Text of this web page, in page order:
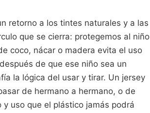
retorno a los tintes naturales y a las
que se cierra: protegemos al niño
coco, nácar o madera evita el uso
de que ese niño sea un
la lógica del usar y tirar. Un jersey
de hermano a hermano, o de
uso que el plástico jamás podrá